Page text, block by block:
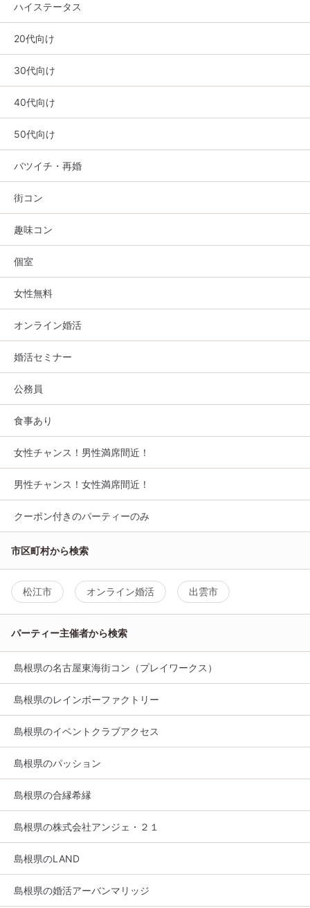
ハイステータス
20代向け
30代向け
40代向け
50代向け
バツイチ・再婚
街コン
趣味コン
個室
女性無料
オンライン婚活
婚活セミナー
公務員
食事あり
女性チャンス！男性満席間近！
男性チャンス！女性満席間近！
クーポン付きのパーティーのみ
市区町村から検索
松江市 オンライン婚活 出雲市
パーティー主催者から検索
島根県の名古屋東海街コン（プレイワークス）
島根県のレインボーファクトリー
島根県のイベントクラブアクセス
島根県のパッション
島根県の合縁希縁
島根県の株式会社アンジェ・２１
島根県のLAND
島根県の婚活アーバンマリッジ